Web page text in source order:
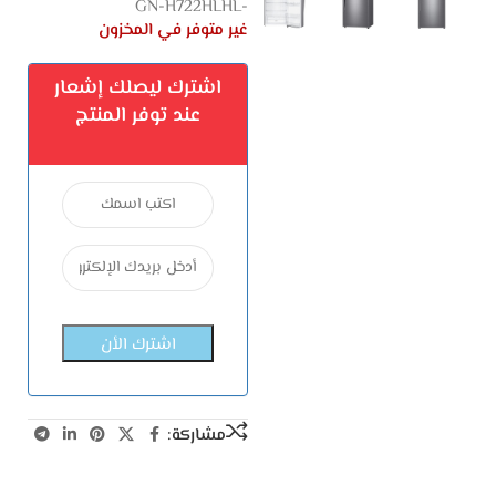
-GN-H722HLHL
غير متوفر في المخزون
اشترك ليصلك إشعار
عند توفر المنتج
مشاركة: